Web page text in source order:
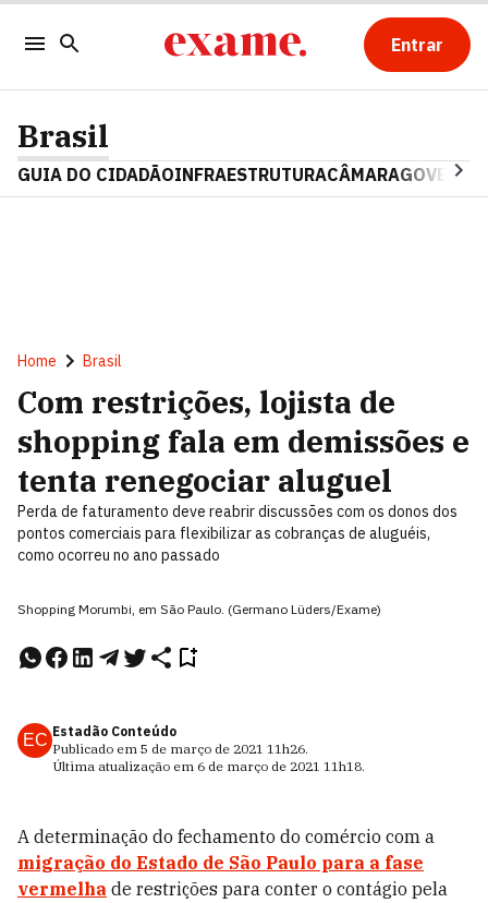
Entrar
Brasil
GUIA DO CIDADÃOINFRAESTRUTURACÂMARAGOVERNO
Home Brasil
Com restrições, lojista de
shopping fala em demissões e
tenta renegociar aluguel
Perda de faturamento deve reabrir discussões com os donos dos
pontos comerciais para flexibilizar as cobranças de aluguéis,
como ocorreu no ano passado
Shopping Morumbi, em São Paulo. (Germano Lüders/Exame)
EC Estadão Conteúdo
Publicado em 5 de março de 2021 11h26.
Última atualização em 6 de março de 2021 11h18.
A determinação do fechamento do comércio com a
migração do Estado de São Paulo para a fase
vermelha de restrições para conter o contágio pela